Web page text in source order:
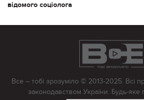
відомого соціолога
Все – тобі зрозуміло © 2013-2025. Всі
законодавством України. Будь-